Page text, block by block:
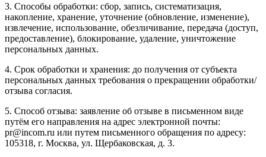
3. Способы обработки: сбор, запись, систематизация,
накопление, хранение, уточнение (обновление, изменение),
извлечение, использование, обезличивание, передача (доступ,
предоставление), блокирование, удаление, уничтожение
персональных данных.
4. Срок обработки и хранения: до получения от субъекта
персональных данных требования о прекращении обработки/
отзыва согласия.
5. Способ отзыва: заявление об отзыве в письменном виде
путём его направления на адрес электронной почты:
pr@incom.ru или путем письменного обращения по адресу:
105318, г. Москва, ул. Щербаковская, д. 3.